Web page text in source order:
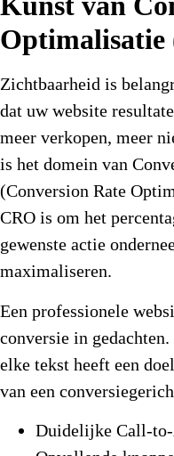
Optimalisatie
Zichtbaarheid is
dat uw website
meer verkopen, meer
is het domein van
(Conversion Rate
CRO is om het
gewenste actie
maximaliseren.
Een professionele
conversie in
elke tekst heeft een
van een
Duidelijke Call-to-